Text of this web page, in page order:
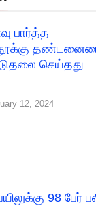
பார்த்த
செய்தது
12, 2024
98 பேர்